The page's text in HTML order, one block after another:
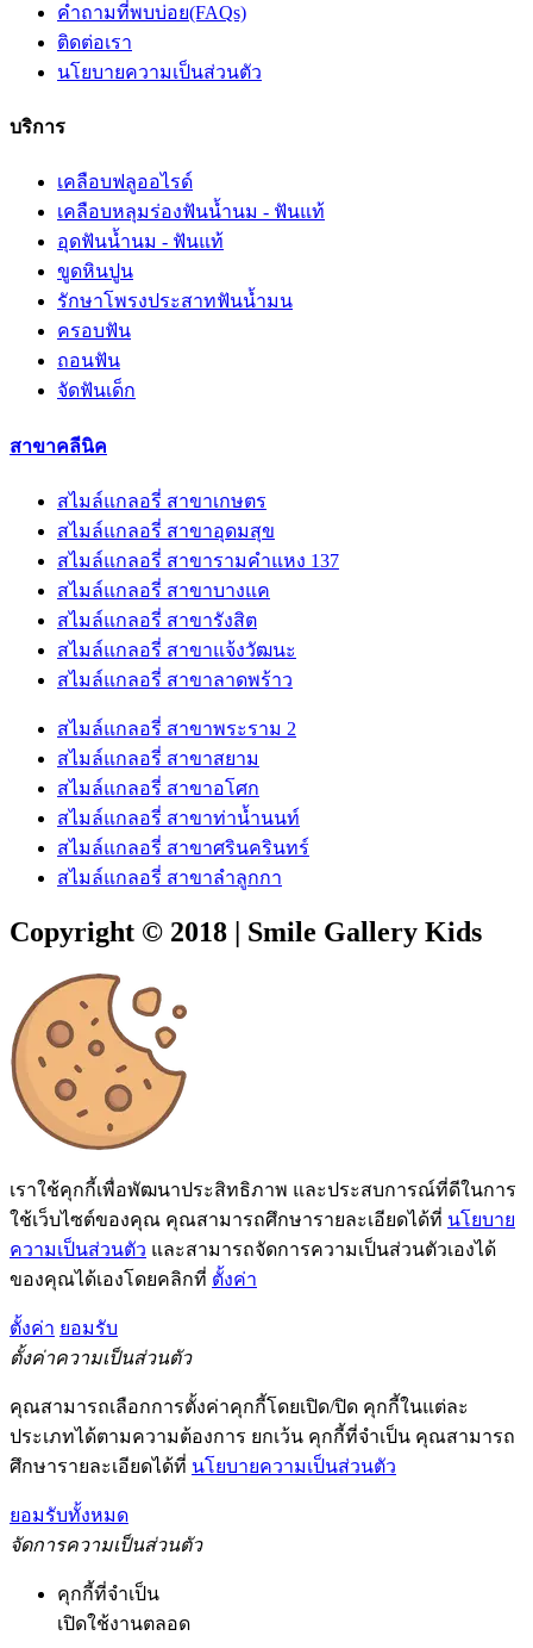
คำถามที่พบบ่อย(FAQs)
ติดต่อเรา
นโยบายความเป็นส่วนตัว
บริการ
เคลือบฟลูออไรด์
เคลือบหลุมร่องฟันน้ำนม - ฟันแท้
อุดฟันน้ำนม - ฟันแท้
ขูดหินปูน
รักษาโพรงประสาทฟันน้ำมน
ครอบฟัน
ถอนฟัน
จัดฟันเด็ก
สาขาคลีนิค
สไมล์แกลอรี่ สาขาเกษตร
สไมล์แกลอรี่ สาขาอุดมสุข
สไมล์แกลอรี่ สาขารามคำแหง 137
สไมล์แกลอรี่ สาขาบางแค
สไมล์แกลอรี่ สาขารังสิต
สไมล์แกลอรี่ สาขาแจ้งวัฒนะ
สไมล์แกลอรี่ สาขาลาดพร้าว
สไมล์แกลอรี่ สาขาพระราม 2
สไมล์แกลอรี่ สาขาสยาม
สไมล์แกลอรี่ สาขาอโศก
สไมล์แกลอรี่ สาขาท่าน้ำนนท์
สไมล์แกลอรี่ สาขาศรินครินทร์
สไมล์แกลอรี่ สาขาลำลูกกา
Copyright © 2018 | Smile Gallery Kids
เราใช้คุกกี้เพื่อพัฒนาประสิทธิภาพ และประสบการณ์ที่ดีในการ
ใช้เว็บไซต์ของคุณ คุณสามารถศึกษารายละเอียดได้ที่ นโยบาย
ความเป็นส่วนตัว และสามารถจัดการความเป็นส่วนตัวเองได้
ของคุณได้เองโดยคลิกที่ ตั้งค่า
ตั้งค่า ยอมรับ
ตั้งค่าความเป็นส่วนตัว
คุณสามารถเลือกการตั้งค่าคุกกี้โดยเปิด/ปิด คุกกี้ในแต่ละ
ประเภทได้ตามความต้องการ ยกเว้น คุกกี้ที่จำเป็น คุณสามารถ
ศึกษารายละเอียดได้ที่ นโยบายความเป็นส่วนตัว
ยอมรับทั้งหมด
จัดการความเป็นส่วนตัว
คุกกี้ที่จำเป็น
เปิดใช้งานตลอด